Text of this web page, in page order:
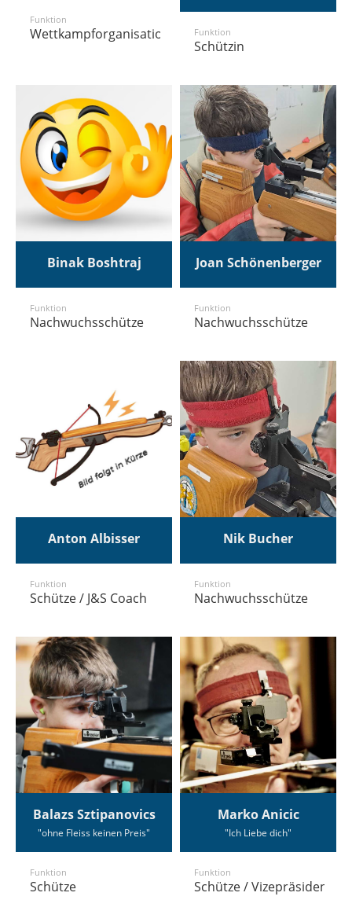
Funktion
Wettkampforganisation Funktion
Schützin
Binak Boshtraj
Funktion
Nachwuchsschütze
Joan Schönenberger
Funktion
Nachwuchsschütze
Anton Albisser
Funktion
Schütze / J&S Coach
Nik Bucher
Funktion
Nachwuchsschütze
Balazs Sztipanovics
"ohne Fleiss keinen Preis"
Funktion
Schütze
Marko Anicic
"Ich Liebe dich"
Funktion
Schütze / Vizepräsident